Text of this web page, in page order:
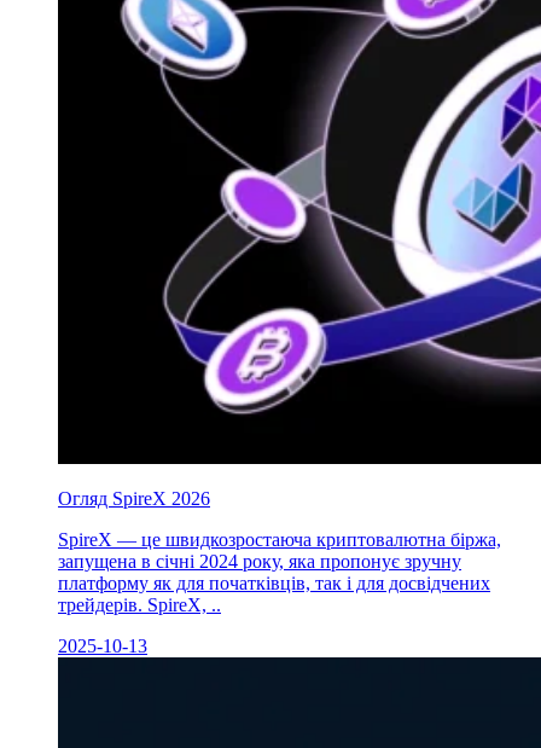
Огляд SpireX 2026
SpireX — це швидкозростаюча криптовалютна біржа,
запущена в січні 2024 року, яка пропонує зручну
платформу як для початківців, так і для досвідчених
трейдерів. SpireX, ..
2025-10-13